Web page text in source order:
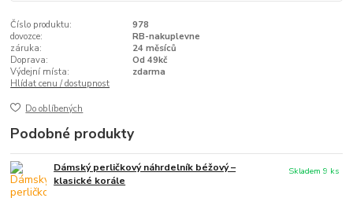
Číslo produktu:
978
dovozce:
RB-nakuplevne
záruka:
24 měsíců
Doprava:
Od 49kč
Výdejní místa:
zdarma
Hlídat cenu / dostupnost
Do oblíbených
Podobné produkty
Dámský perličkový náhrdelník béžový –
klasické korále
Skladem 9 ks